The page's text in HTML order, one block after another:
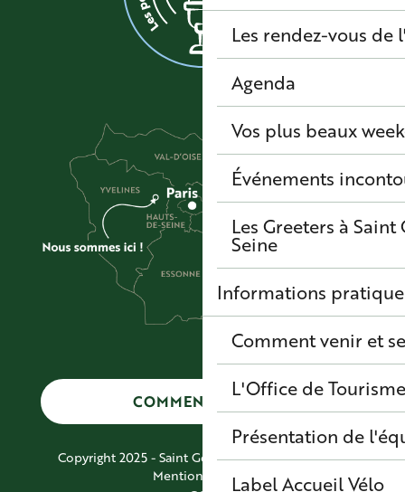
Les rendez-vous de
Agenda
Vos plus beaux
Événements
Les Greeters à
Seine
Informations
Comment venir et
L'Office de
Présentation de
Label Accueil Vélo
COMMENT VENIR ?
Copyright 2025 - Saint Germain Boucles de Seine
Mentions légales